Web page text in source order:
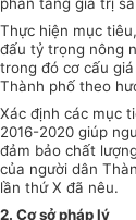
Thực hiện mục
đấu tỷ trọng nông
trong đó cơ cấu
Thành phố theo
Xác định các mục
2016-2020 giúp
đảm bảo chất
của người dân
lần thứ X đã nêu.
2. Cơ sở pháp lý